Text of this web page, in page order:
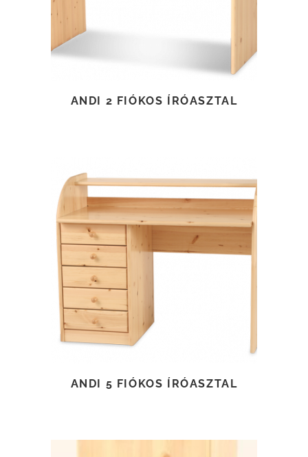
ANDI 2 FIÓKOS ÍRÓASZTAL
ANDI 5 FIÓKOS ÍRÓASZTAL